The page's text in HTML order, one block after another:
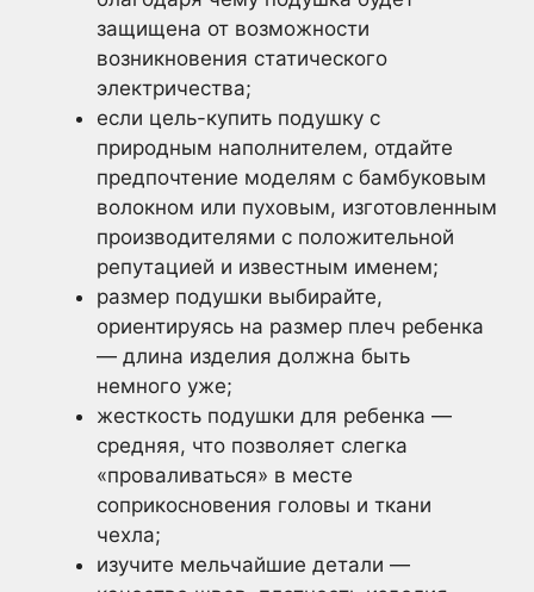
защищена от возможности
возникновения статического
электричества;
если цель-купить подушку с
природным наполнителем, отдайте
предпочтение моделям с бамбуковым
волокном или пуховым, изготовленным
производителями с положительной
репутацией и известным именем;
размер подушки выбирайте,
ориентируясь на размер плеч ребенка
— длина изделия должна быть
немного уже;
жесткость подушки для ребенка —
средняя, что позволяет слегка
«проваливаться» в месте
соприкосновения головы и ткани
чехла;
изучите мельчайшие детали —